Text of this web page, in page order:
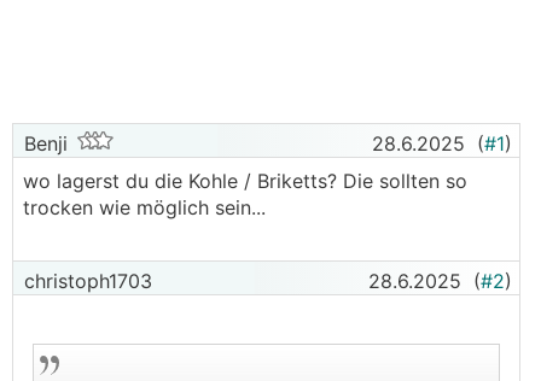
Benji 28.6.2025 (#1)
wo lagerst du die Kohle / Briketts? Die sollten so
trocken wie möglich sein...
christoph1703 28.6.2025 (#2)